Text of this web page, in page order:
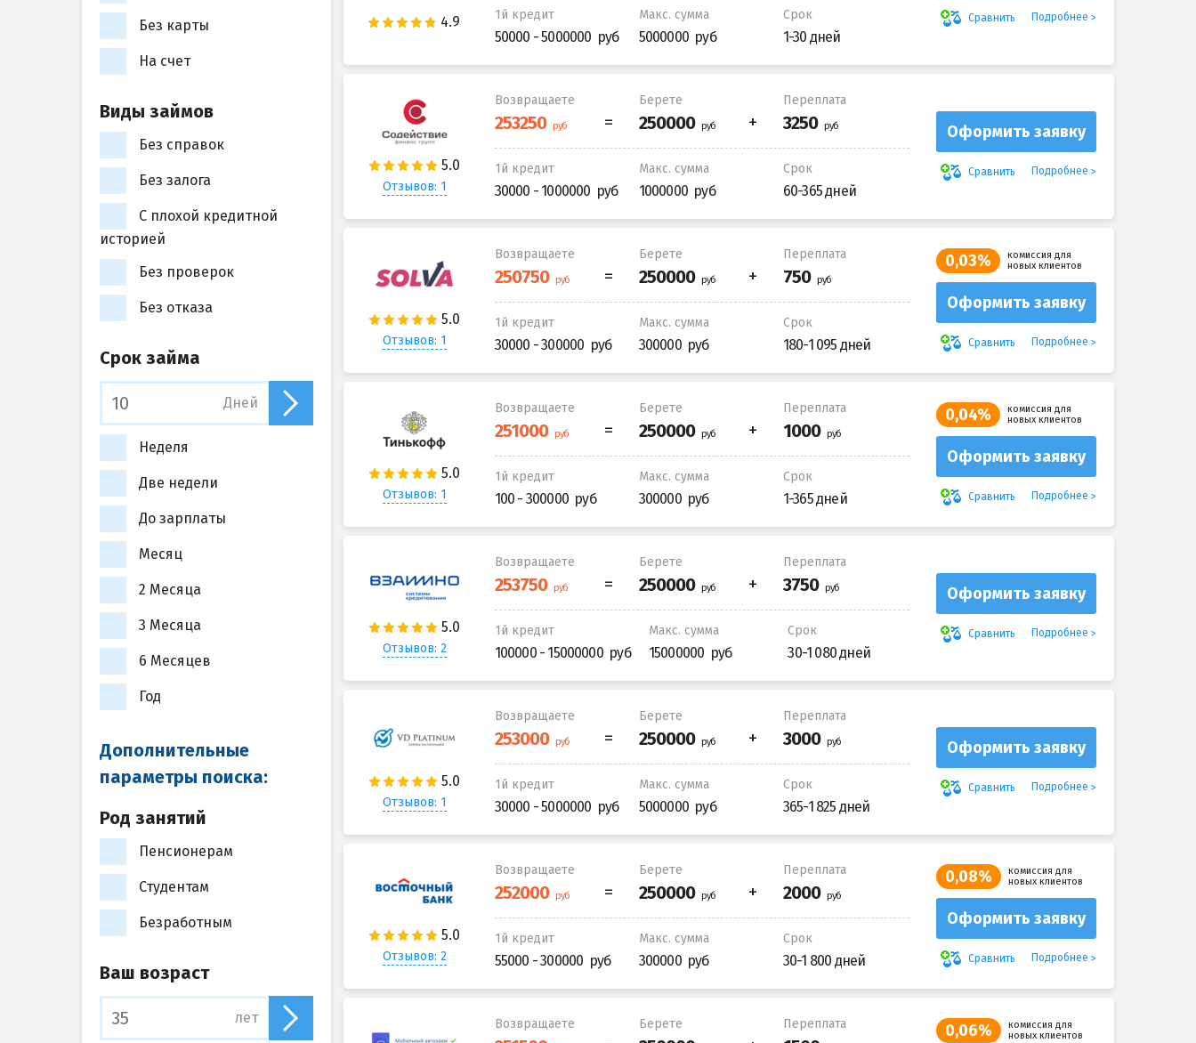
1й кредит
50000 - 5000000
Макс. сумма
5000000
Срок
1-30 дней
Сравнить Подробнее
Отзывов: 1
Возвращаете Берете Переплата
1й кредит
30000 - 1000000
Макс. сумма
1000000
Срок
60-365 дней
Оформить заявку
Сравнить Подробнее
Отзывов: 1
Возвращаете Берете Переплата
1й кредит
30000 - 300000
Макс. сумма
300000
Срок
180-1 095 дней
0,03%
комиссия для
новых клиентов
Оформить заявку
Сравнить Подробнее
Отзывов: 1
Возвращаете Берете Переплата
1й кредит
100 - 300000
Макс. сумма
300000
Срок
1-365 дней
0,04%
комиссия для
новых клиентов
Оформить заявку
Сравнить Подробнее
Отзывов: 2
Возвращаете Берете Переплата
1й кредит
100000 - 15000000
Макс. сумма
15000000
Срок
30-1 080 дней
Оформить заявку
Сравнить Подробнее
Отзывов: 1
Возвращаете Берете Переплата
1й кредит
30000 - 5000000
Макс. сумма
5000000
Срок
365-1 825 дней
Оформить заявку
Сравнить Подробнее
Отзывов: 2
Возвращаете Берете Переплата
1й кредит
55000 - 300000
Макс. сумма
300000
Срок
30-1 800 дней
0,08%
комиссия для
новых клиентов
Оформить заявку
Сравнить Подробнее
Возвращаете Берете Переплата 0,06%
комиссия для
новых клиентов
Без карты
На счет
Виды займов
Без справок
Без залога
С плохой кредитной
историей
Без проверок
Без отказа
Срок займа
Дней
Неделя
Две недели
До зарплаты
Месяц
2 Месяца
3 Месяца
6 Месяцев
Год
Дополнительные
параметры поиска:
Род занятий
Пенсионерам
Студентам
Безработным
Ваш возраст
лет